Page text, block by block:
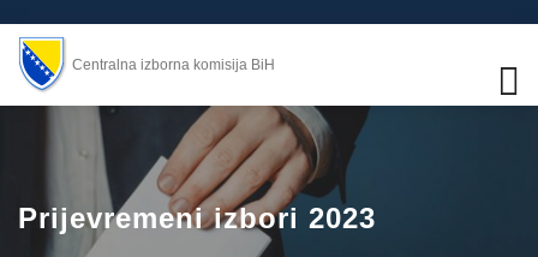
Centralna izborna komisija BiH
Prijevremeni izbori 2023